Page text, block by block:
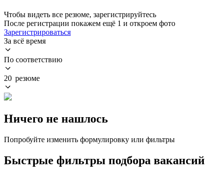
Чтобы видеть все резюме, зарегистрируйтесь
После регистрации покажем ещё 1 и откроем фото
Зарегистрироваться
За всё время
По соответствию
20 резюме
Ничего не нашлось
Попробуйте изменить формулировку или фильтры
Быстрые фильтры подбора вакансий